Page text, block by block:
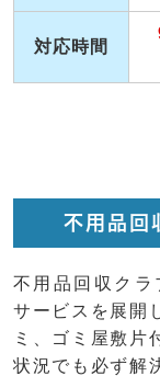
対応時間
不用品回
不用品回収クラ
サービスを展開
ミ、ゴミ屋敷片
状況でも必ず解